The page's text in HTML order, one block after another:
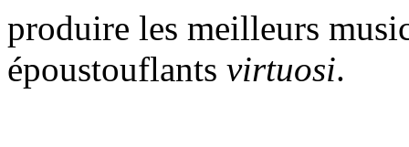
produire les meilleurs
époustouflants virtuosi.